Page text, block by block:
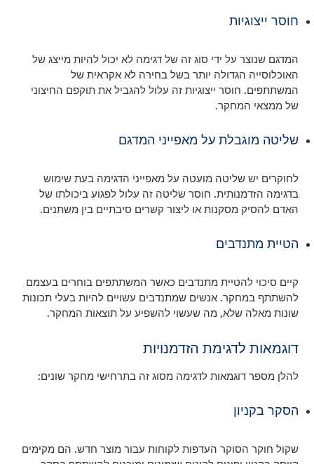
חוסר ייצוגיות
המדגם שנוצר על ידי סוג זה של דגימה לא יכול להיות מייצג של
האוכלוסייה הגדולה יותר בשל בחירה לא אקראית של
המשתתפים. חוסר ייצוגיות זה עלול להגביל את תוקפם החיצוני
של ממצאי המחקר.
שליטה מוגבלת על מאפייני המדגם
לחוקרים יש שליטה מועטה על מאפייני הדגימה בעת שימוש
בדגימה הזדמנותית. חוסר שליטה זה עלול לפגוע ביכולתו של
האדם להסיק מסקנות או ליצור קשרים סיבתיים בין משתנים.
הטיית מתנדבים
קיים סיכוי להטיית מתנדבים כאשר המשתתפים בוחרים בעצמם
להשתתף במחקר. אנשים שמתנדבים עשויים להיות בעלי תכונות
שונות מאלה שלא, מה שעשוי להשפיע על תוצאות המחקר.
דוגמאות לדגימת הזדמנויות
להלן מספר דוגמאות לדגימה מסוג זה בתרחישי מחקר שונים:
הסקר בקניון
שקול חוקר הסוקר העדפות לקוחות עבור מוצר חדש. הם מקימים